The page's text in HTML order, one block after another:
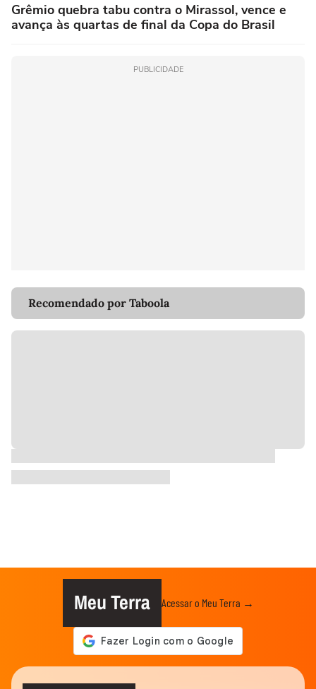
Grêmio quebra tabu contra o Mirassol, vence e
avança às quartas de final da Copa do Brasil
PUBLICIDADE
Recomendado por Taboola
Meu Terra Acessar o Meu Terra →